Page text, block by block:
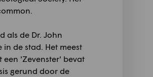
als de Dr. John
in de stad. Het meest
een 'Zevenster' bevat
gerund door de